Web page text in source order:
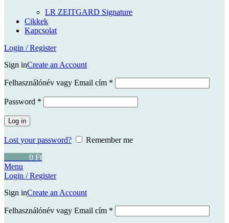
LR ZEITGARD Signature
Cikkek
Kapcsolat
Login / Register
Sign inCreate an Account
Felhasználónév vagy Email cím *
Password *
Log in
Lost your password?
Remember me
0 Ft
Menu
Login / Register
Sign inCreate an Account
Felhasználónév vagy Email cím *